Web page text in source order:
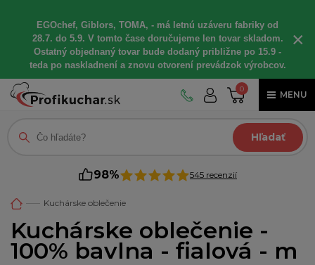
EGOchef, Giblors, TOMA, - má letnú uzáveru fabriky od
28.7. do 5.9. V tomto čase doručujeme len tovar skladom.
Ostatný objednaný tovar bude dodaný približne po 15.9 -
teda po naskladnení a znovu otvorení prevádzok výrobcov.
×
0
MENU
Hľadať
98% 545 recenzií
Kuchárske oblečenie
Kuchárske oblečenie -
100% bavlna - fialová - m